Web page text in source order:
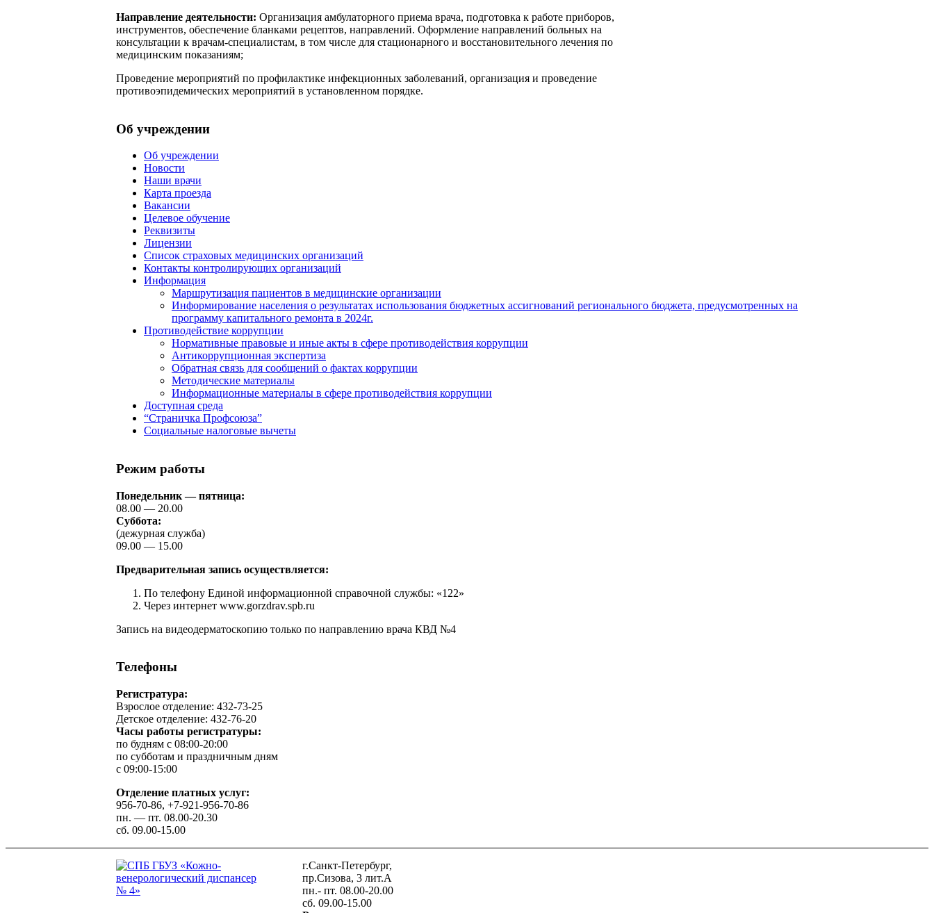
Направление деятельности: Организация амбулаторного приема врача, подготовка к работе приборов,
инструментов, обеспечение бланками рецептов, направлений. Оформление направлений больных на
консультации к врачам-специалистам, в том числе для стационарного и восстановительного лечения по
медицинским показаниям;
Проведение мероприятий по профилактике инфекционных заболеваний, организация и проведение
противоэпидемических мероприятий в установленном порядке.
Об учреждении
Об учреждении
Новости
Наши врачи
Карта проезда
Вакансии
Целевое обучение
Реквизиты
Лицензии
Список страховых медицинских организаций
Контакты контролирующих организаций
Информация
Маршрутизация пациентов в медицинские организации
Информирование населения о результатах использования бюджетных ассигнований регионального бюджета, предусмотренных на
программу капитального ремонта в 2024г.
Противодействие коррупции
Нормативные правовые и иные акты в сфере противодействия коррупции
Антикоррупционная экспертиза
Обратная связь для сообщений о фактах коррупции
Методические материалы
Информационные материалы в сфере противодействия коррупции
Доступная среда
“Страничка Профсоюза”
Социальные налоговые вычеты
Режим работы
Понедельник — пятница:
08.00 — 20.00
Суббота:
(дежурная служба)
09.00 — 15.00
Предварительная запись осуществляется:
По телефону Единой информационной справочной службы: «122»
Через интернет www.gorzdrav.spb.ru
Запись на видеодерматоскопию только по направлению врача КВД №4
Телефоны
Регистратура:
Взрослое отделение: 432-73-25
Детское отделение: 432-76-20
Часы работы регистратуры:
по будням с 08:00-20:00
по субботам и праздничным дням
с 09:00-15:00
Отделение платных услуг:
956-70-86, +7-921-956-70-86
пн. — пт. 08.00-20.30
сб. 09.00-15.00
г.Санкт-Петербург,
пр.Сизова, 3 лит.А
пн.- пт. 08.00-20.00
сб. 09.00-15.00